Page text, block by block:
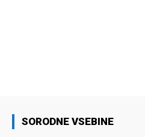
SORODNE VSEBINE